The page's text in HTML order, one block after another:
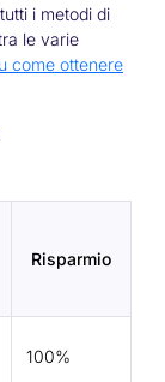
i metodi di
le varie
come ottenere
Risparmio
100%